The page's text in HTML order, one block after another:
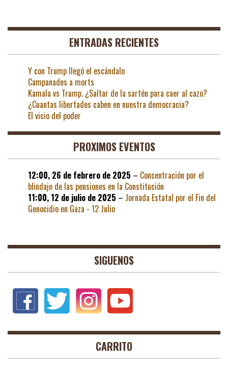
ENTRADAS RECIENTES
Y con Trump llegó el escándalo
Campanades a morts
Kamala vs Trump. ¿Saltar de la sartén para caer al cazo?
¿Cuantas libertades caben en nuestra democracia?
El vicio del poder
PROXIMOS EVENTOS
12:00, 26 de febrero de 2025 – Concentración por el
blindaje de las pensiones en la Constitución
11:00, 12 de julio de 2025 – Jornada Estatal por el Fin del
Genocidio en Gaza - 12 Julio
SIGUENOS
CARRITO